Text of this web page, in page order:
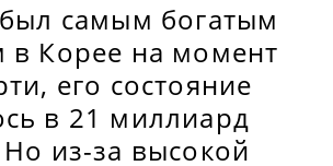
самым богатым
в Корее на момент
его состояние
в 21 миллиард
из-за высокой